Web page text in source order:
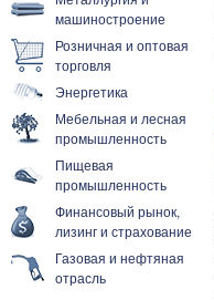
машиностроение
Розничная и оптовая
торговля
Энергетика
Мебельная и лесная
промышленность
Пищевая
промышленность
Финансовый рынок,
лизинг и страхование
Газовая и нефтяная
отрасль